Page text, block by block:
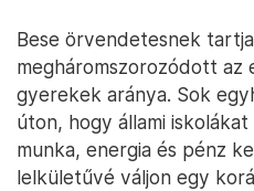
Bese örvendetesnek
megháromszorozódott az
gyerekek aránya. Sok
úton, hogy állami
munka, energia és pénz
lelkületűvé váljon egy